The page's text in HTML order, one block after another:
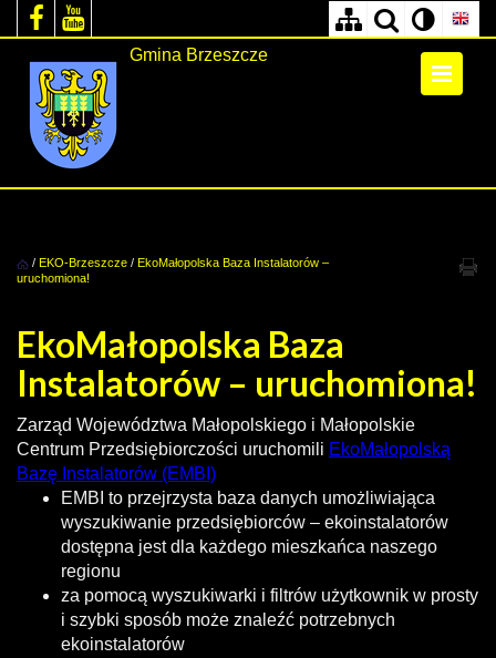
Gmina Brzeszcze
/ EKO-Brzeszcze / EkoMałopolska Baza Instalatorów –
uruchomiona!
EkoMałopolska Baza
Instalatorów – uruchomiona!
Zarząd Województwa Małopolskiego i Małopolskie
Centrum Przedsiębiorczości uruchomili EkoMałopolską
Bazę Instalatorów (EMBI)
EMBI to przejrzysta baza danych umożliwiająca
wyszukiwanie przedsiębiorców – ekoinstalatorów
dostępna jest dla każdego mieszkańca naszego
regionu
za pomocą wyszukiwarki i filtrów użytkownik w prosty
i szybki sposób może znaleźć potrzebnych
ekoinstalatorów